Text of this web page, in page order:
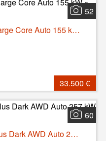
52
Volvo XC40 T4 PHEV Recharge Core Auto 155 kW (211 CV)
33.500 €
60
Volvo XC60 T6 Recharge Plus Dark AWD Auto 257 kW (350 CV)